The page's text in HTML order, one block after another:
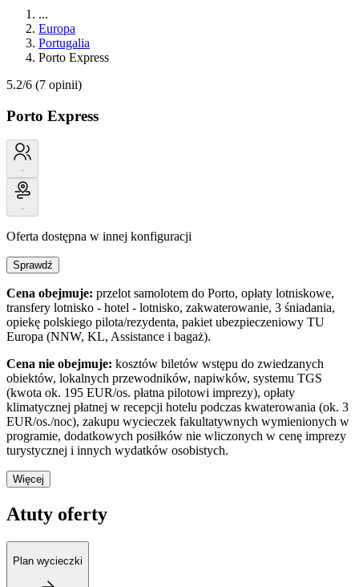
...
Europa
Portugalia
Porto Express
5.2/6 (7 opinii)
Porto Express
-
-
Oferta dostępna w innej konfiguracji
Sprawdź
Cena obejmuje: przelot samolotem do Porto, opłaty lotniskowe,
transfery lotnisko - hotel - lotnisko, zakwaterowanie, 3 śniadania,
opiekę polskiego pilota/rezydenta, pakiet ubezpieczeniowy TU
Europa (NNW, KL, Assistance i bagaż).
Cena nie obejmuje: kosztów biletów wstępu do zwiedzanych
obiektów, lokalnych przewodników, napiwków, systemu TGS
(kwota ok. 195 EUR/os. płatna pilotowi imprezy), opłaty
klimatycznej płatnej w recepcji hotelu podczas kwaterowania (ok. 3
EUR/os./noc), zakupu wycieczek fakultatywnych wymienionych w
programie, dodatkowych posiłków nie wliczonych w cenę imprezy
turystycznej i innych wydatków osobistych.
Więcej
Atuty oferty
Plan wycieczki